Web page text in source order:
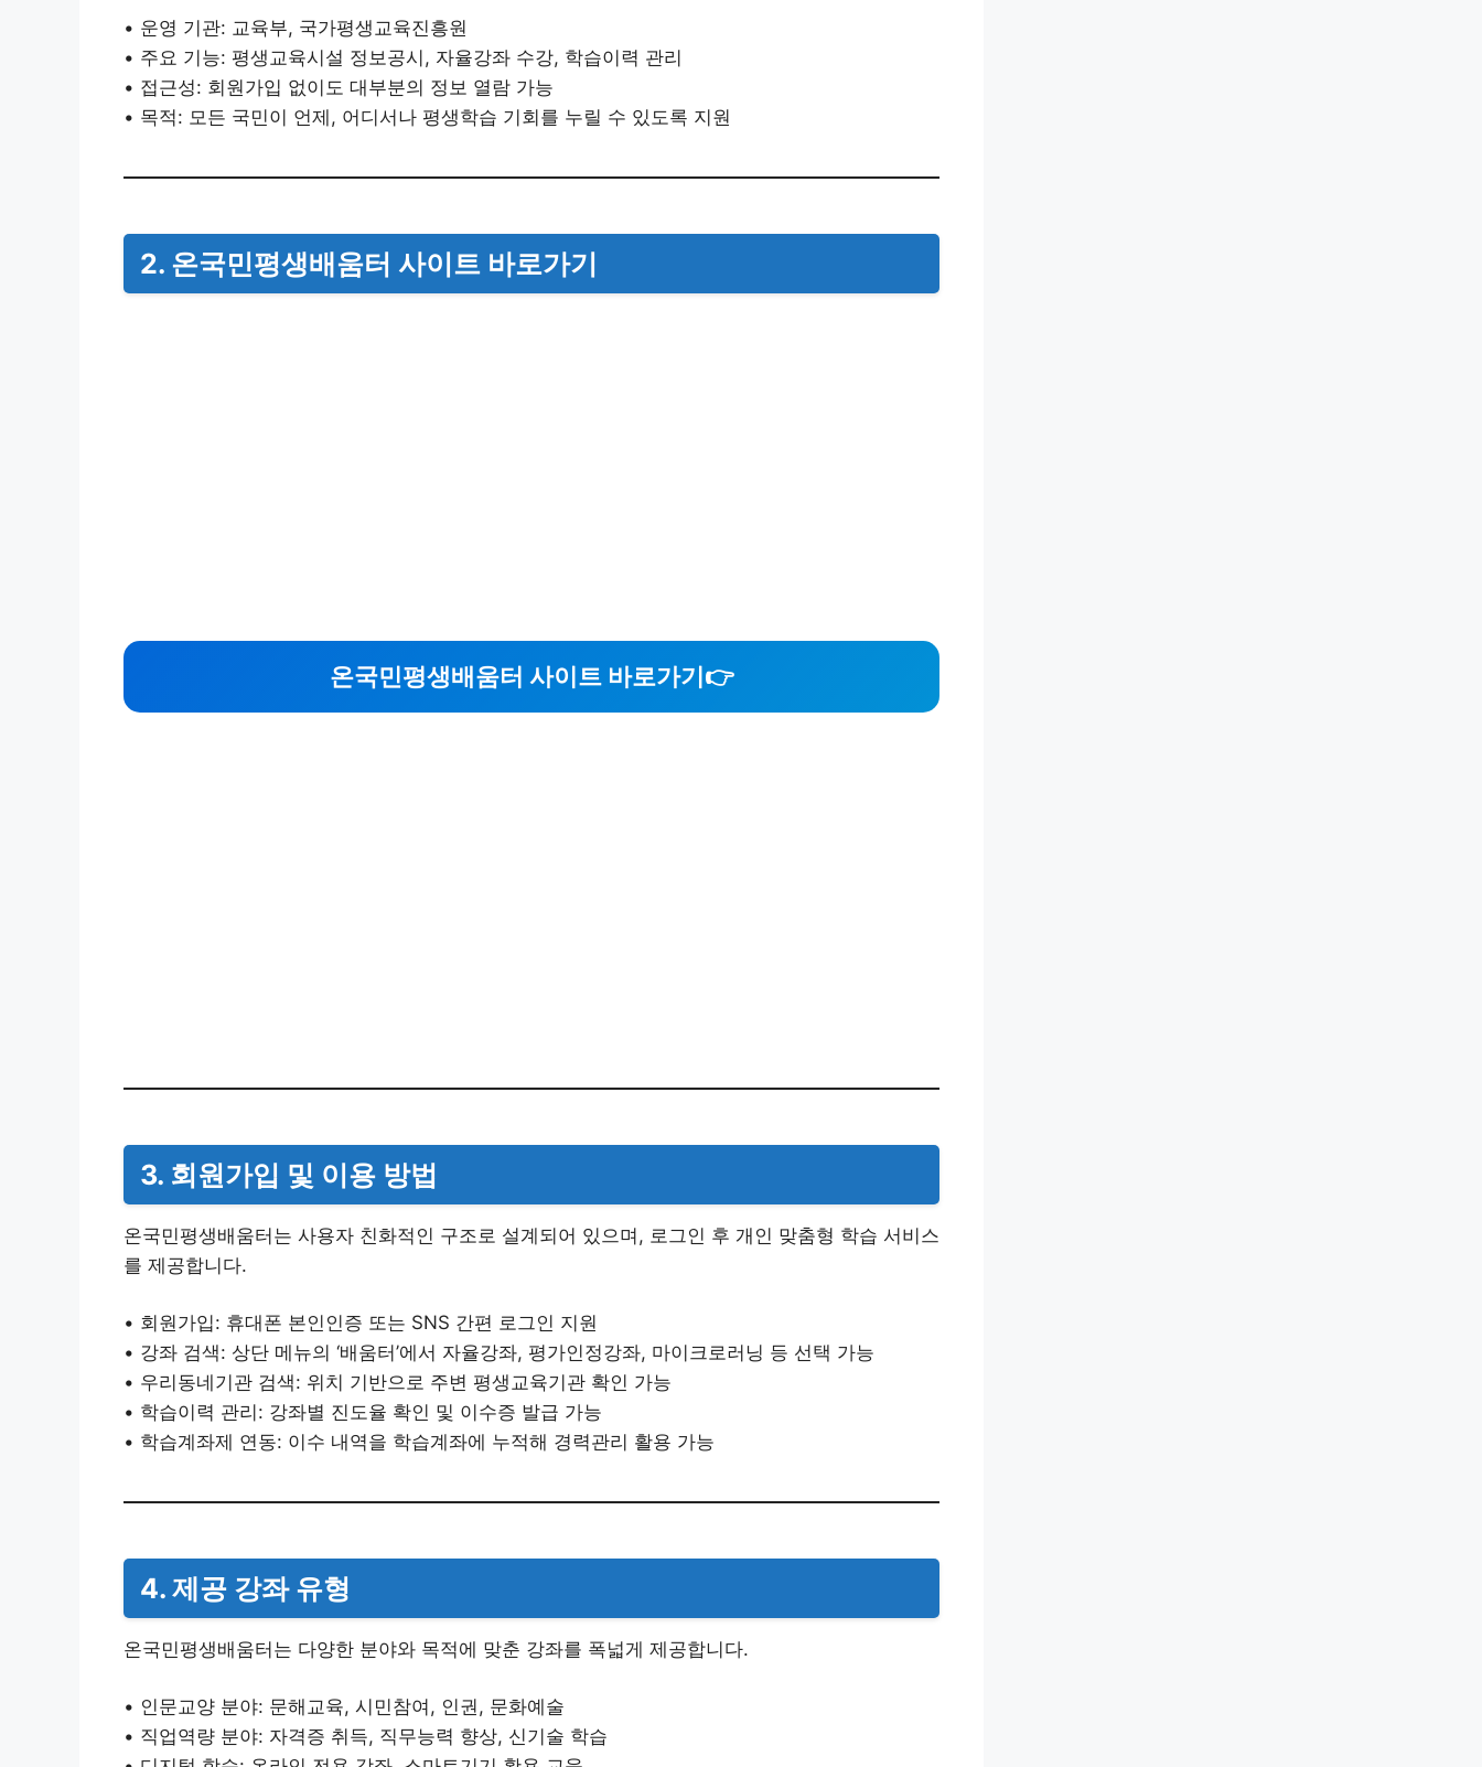
• 운영 기관: 교육부, 국가평생교육진흥원
• 주요 기능: 평생교육시설 정보공시, 자율강좌 수강, 학습이력 관리
• 접근성: 회원가입 없이도 대부분의 정보 열람 가능
• 목적: 모든 국민이 언제, 어디서나 평생학습 기회를 누릴 수 있도록 지원
2. 온국민평생배움터 사이트 바로가기
온국민평생배움터 사이트 바로가기 👉
3. 회원가입 및 이용 방법
온국민평생배움터는 사용자 친화적인 구조로 설계되어 있으며, 로그인 후 개인 맞춤형 학습 서비스
를 제공합니다.
• 회원가입: 휴대폰 본인인증 또는 SNS 간편 로그인 지원
• 강좌 검색: 상단 메뉴의 ‘배움터’에서 자율강좌, 평가인정강좌, 마이크로러닝 등 선택 가능
• 우리동네기관 검색: 위치 기반으로 주변 평생교육기관 확인 가능
• 학습이력 관리: 강좌별 진도율 확인 및 이수증 발급 가능
• 학습계좌제 연동: 이수 내역을 학습계좌에 누적해 경력관리 활용 가능
4. 제공 강좌 유형
온국민평생배움터는 다양한 분야와 목적에 맞춘 강좌를 폭넓게 제공합니다.
• 인문교양 분야: 문해교육, 시민참여, 인권, 문화예술
• 직업역량 분야: 자격증 취득, 직무능력 향상, 신기술 학습